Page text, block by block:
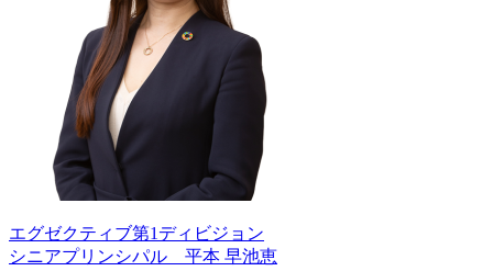
エグゼクティブ第1ディビジョン
シニアプリンシパル 平本 早池恵